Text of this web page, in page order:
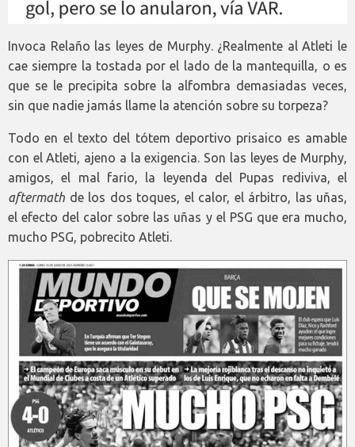
Invoca Relaño las leyes de Murphy. ¿Realmente al Atleti le
cae siempre la tostada por el lado de la mantequilla, o es
que se le precipita sobre la alfombra demasiadas veces,
sin que nadie jamás llame la atención sobre su torpeza?
Todo en el texto del tótem deportivo prisaico es amable
con el Atleti, ajeno a la exigencia. Son las leyes de Murphy,
amigos, el mal fario, la leyenda del Pupas rediviva, el
aftermath de los dos toques, el calor, el árbitro, las uñas,
el efecto del calor sobre las uñas y el PSG que era mucho,
mucho PSG, pobrecito Atleti.